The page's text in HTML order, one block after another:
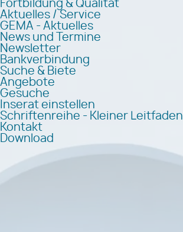
Fortbildung & Qualität
Aktuelles / Service
GEMA - Aktuelles
News und Termine
Newsletter
Bankverbindung
Suche & Biete
Angebote
Gesuche
Inserat einstellen
Schriftenreihe - Kleiner Leitfaden
Kontakt
Download